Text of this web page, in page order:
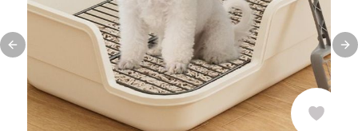
Previous slide